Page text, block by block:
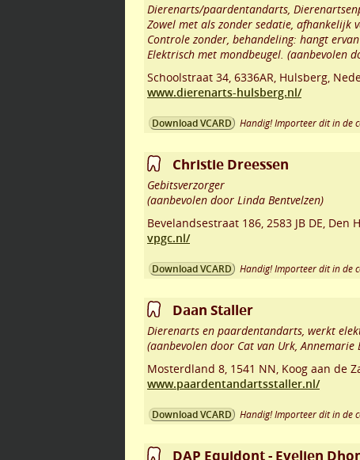
Dierenarts/paardentandarts,
Zowel met als zonder sedatie, afhankelijk
Controle zonder, behandeling: hangt
Elektrisch met mondbeugel. (aanbevolen
Schoolstraat 34 6336AR Hulsberg
www.dierenarts-hulsberg.nl/
Download VCARD Handig! Importeer dit in de
Christie Dreessen
Gebitsverzorger
(aanbevolen door Linda Bentvelzen)
Bevelandsestraat 186 2583 JB DE Den
vpgc.nl/
Download VCARD Handig! Importeer dit in de
Daan Staller
Dierenarts en paardentandarts, werkt
(aanbevolen door Cat van Urk, Annemarie
Mosterdland 8 1541 NN Koog aan de
www.paardentandartsstaller.nl/
Download VCARD Handig! Importeer dit in de
DAP Equidont - Evelien